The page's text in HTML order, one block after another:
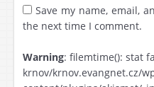
Save my name, email,
the next time I comment.
Warning: filemtime(): stat
krnov/krnov.evangnet.cz/